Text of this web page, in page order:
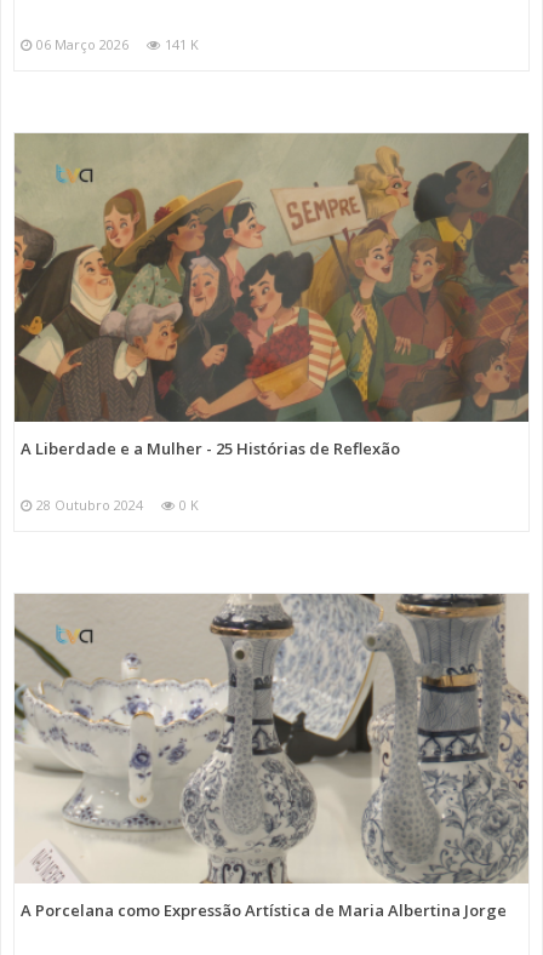
06 Março 2026 141 K
A Liberdade e a Mulher - 25 Histórias de Reflexão
28 Outubro 2024 0 K
A Porcelana como Expressão Artística de Maria Albertina Jorge